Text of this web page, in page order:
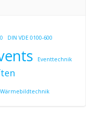
DIN VDE 0100-600
Eventtechnik
Wärmebildtechnik